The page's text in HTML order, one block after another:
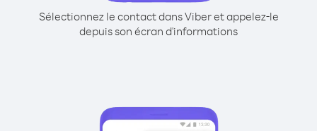
Sélectionnez le contact dans Viber et appelez-le
depuis son écran d'informations